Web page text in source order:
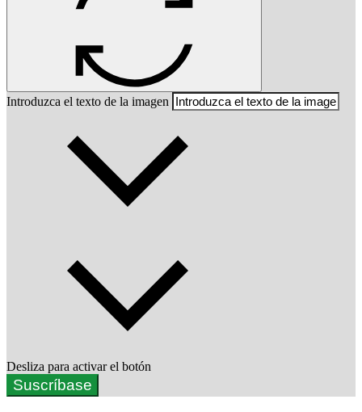
Introduzca el texto de la imagen
Desliza para activar el botón
Suscríbase